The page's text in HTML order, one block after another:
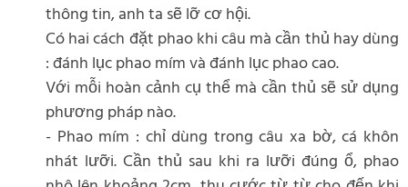
thông tin, anh ta sẽ lỡ cơ hội.
Có hai cách đặt phao khi câu mà cần thủ hay dùng
: đánh lục phao mím và đánh lục phao cao.
Với mỗi hoàn cảnh cụ thể mà cần thủ sẽ sử dụng
phương pháp nào.
- Phao mím : chỉ dùng trong câu xa bờ, cá khôn
nhát lưỡi. Cần thủ sau khi ra lưỡi đúng ổ, phao